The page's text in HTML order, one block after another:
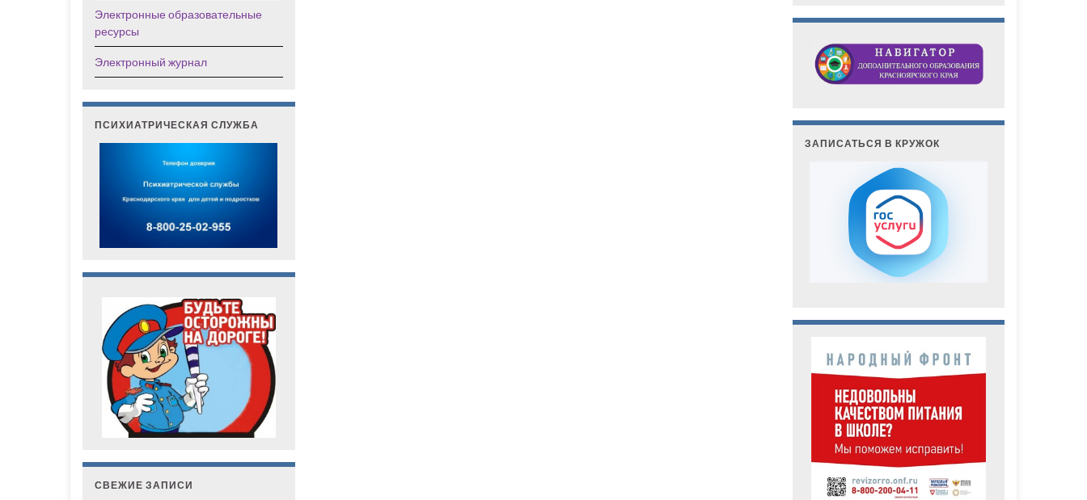
Электронные образовательные
ресурсы
Электронный журнал
ПСИХИАТРИЧЕСКАЯ СЛУЖБА
СВЕЖИЕ ЗАПИСИ
ЗАПИСАТЬСЯ В КРУЖОК